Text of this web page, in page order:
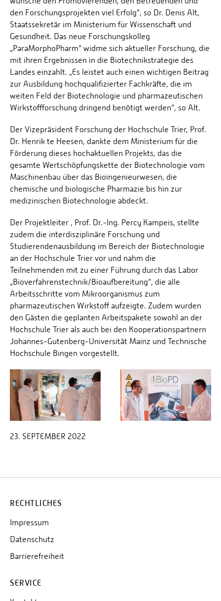
den Forschungsprojekten viel Erfolg“, so Dr. Denis Alt,
Staatssekretär im Ministerium für Wissenschaft und
Gesundheit. Das neue Forschungskolleg
„ParaMorphoPharm“ widme sich aktueller Forschung, die
mit ihren Ergebnissen in die Biotechnikstrategie des
Landes einzahlt. „Es leistet auch einen wichtigen Beitrag
zur Ausbildung hochqualifizierter Fachkräfte, die im
weiten Feld der Biotechnologie und pharmazeutischen
Wirkstoffforschung dringend benötigt werden“, so Alt.
Der Vizepräsident Forschung der Hochschule Trier, Prof.
Dr. Henrik te Heesen, dankte dem Ministerium für die
Förderung dieses hochaktuellen Projekts, das die
gesamte Wertschöpfungskette der Biotechnologie vom
Maschinenbau über das Bioingenieurwesen, die
chemische und biologische Pharmazie bis hin zur
medizinischen Biotechnologie abdeckt.
Der Projektleiter , Prof. Dr.-Ing. Percy Kampeis, stellte
zudem die interdisziplinäre Forschung und
Studierendenausbildung im Bereich der Biotechnologie
an der Hochschule Trier vor und nahm die
Teilnehmenden mit zu einer Führung durch das Labor
„Bioverfahrenstechnik/Bioaufbereitung“, die alle
Arbeitsschritte vom Mikroorganismus zum
pharmazeutischen Wirkstoff aufzeigte. Zudem wurden
den Gästen die geplanten Arbeitspakete sowohl an der
Hochschule Trier als auch bei den Kooperationspartnern
Johannes-Gutenberg-Universität Mainz und Technische
Hochschule Bingen vorgestellt.
23. SEPTEMBER 2022
RECHTLICHES
Impressum
Datenschutz
Barrierefreiheit
SERVICE